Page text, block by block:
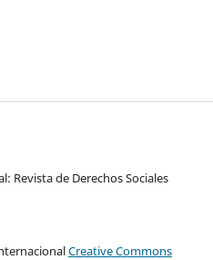
Revista de Derechos Sociales
Creative Commons